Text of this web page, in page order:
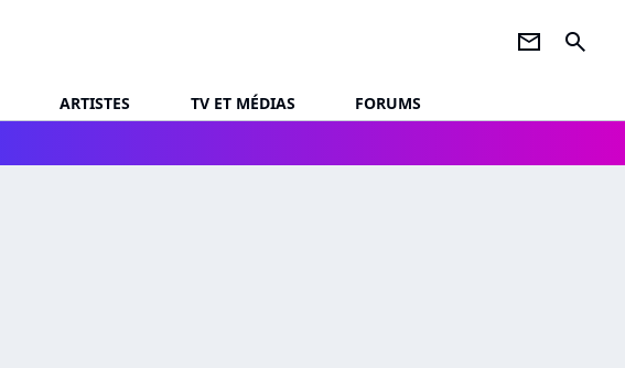
newsletter search
ARTISTES TV ET MÉDIAS
FORUMS